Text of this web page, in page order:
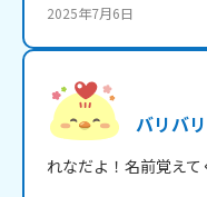
2025年7月6日
バリバ
れなだよ！名前覚え